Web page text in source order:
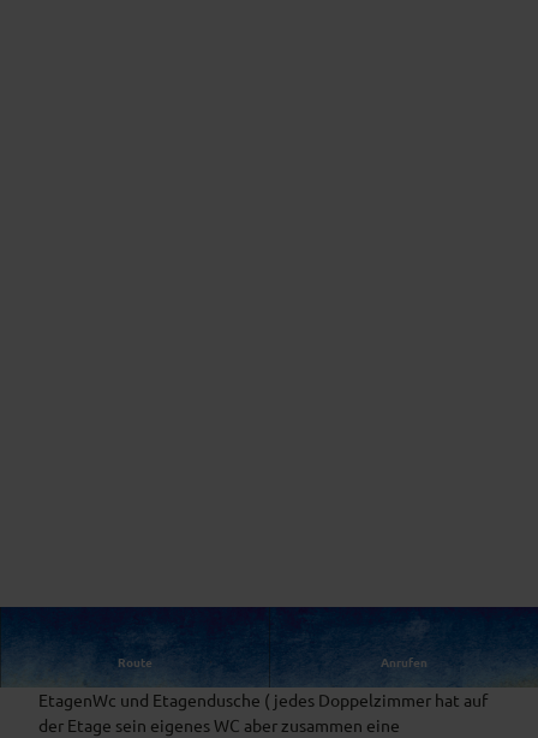
Route Anrufen
Gästezimmer im Landhausstil, 2 Doppelzimmer mit
EtagenWc und Etagendusche ( jedes Doppelzimmer hat auf
der Etage sein eigenes WC aber zusammen eine